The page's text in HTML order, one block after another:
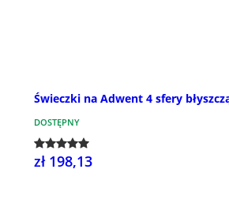
Świeczki na Adwent 4 sfery
DOSTĘPNY
zł 198,13